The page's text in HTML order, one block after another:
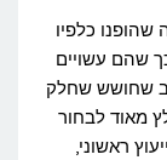
כלפיו
שהם עשויים
שחושש שחלק
מאוד לבחור
ראשוני,